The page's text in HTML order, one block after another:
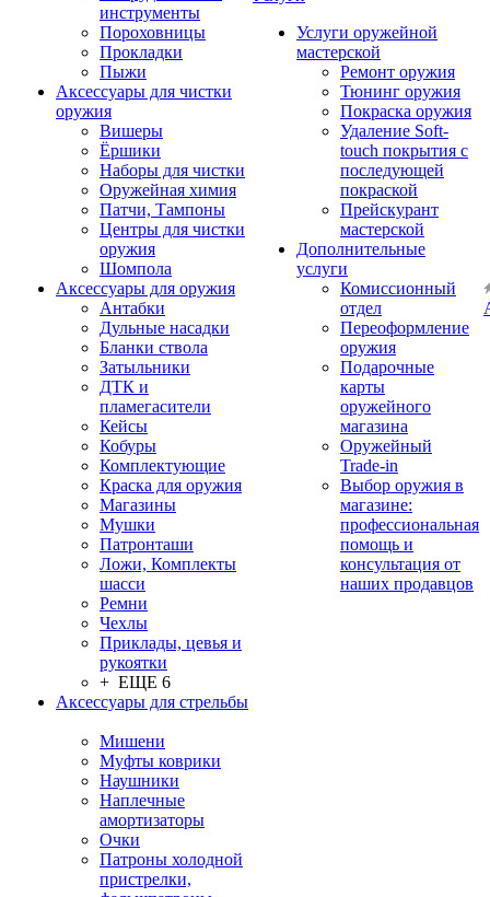
инструменты
Пороховницы
Прокладки
Пыжи
Аксессуары для чистки
оружия
Вишеры
Ёршики
Наборы для чистки
Оружейная химия
Патчи, Тампоны
Центры для чистки
оружия
Шомпола
Аксессуары для оружия
Антабки
Дульные насадки
Бланки ствола
Затыльники
ДТК и
пламегасители
Кейсы
Кобуры
Комплектующие
Краска для оружия
Магазины
Мушки
Патронташи
Ложи, Комплекты
шасси
Ремни
Чехлы
Приклады, цевья и
рукоятки
+ ЕЩЕ 6
Аксессуары для стрельбы
Мишени
Муфты коврики
Наушники
Наплечные
амортизаторы
Очки
Патроны холодной
пристрелки,
Услуги оружейной
мастерской
Ремонт оружия
Тюнинг оружия
Покраска оружия
Удаление Soft-
touch покрытия с
последующей
покраской
Прейскурант
мастерской
Дополнительные
услуги
Комиссионный
отдел
Переоформление
оружия
Подарочные
карты
оружейного
магазина
Оружейный
Trade-in
Выбор оружия в
магазине:
профессиональная
помощь и
консультация от
наших продавцов